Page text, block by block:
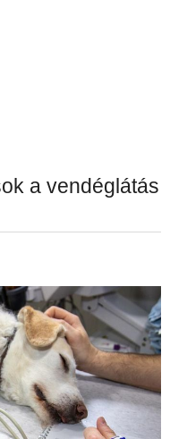
a vendéglátás